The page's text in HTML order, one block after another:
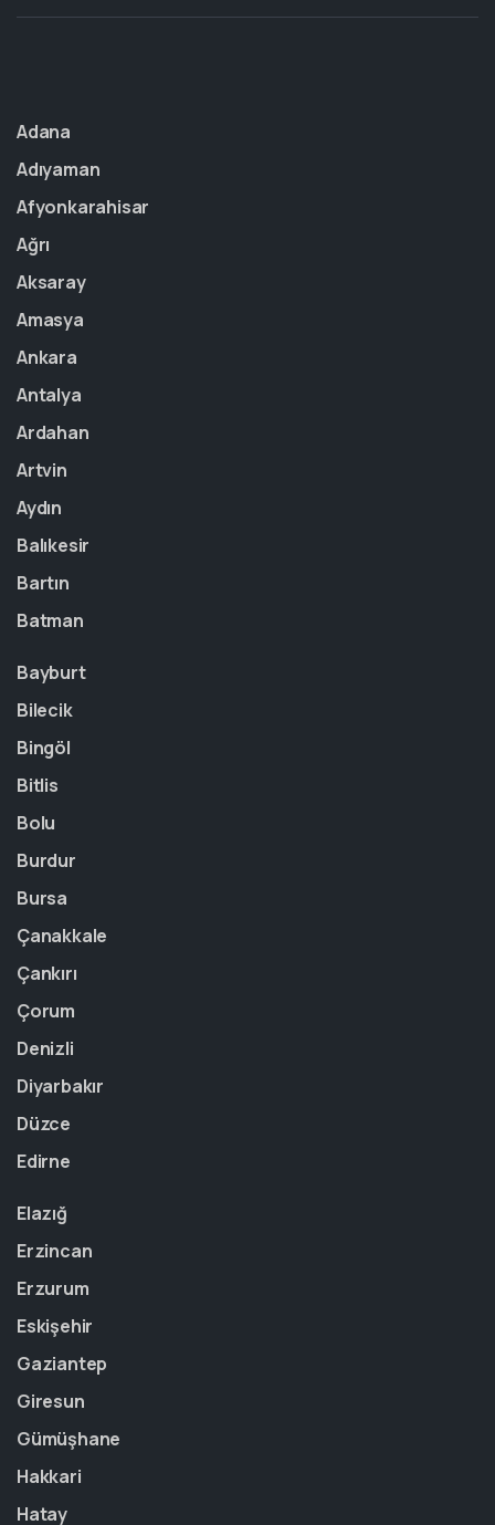
Adana
Adıyaman
Afyonkarahisar
Ağrı
Aksaray
Amasya
Ankara
Antalya
Ardahan
Artvin
Aydın
Balıkesir
Bartın
Batman
Bayburt
Bilecik
Bingöl
Bitlis
Bolu
Burdur
Bursa
Çanakkale
Çankırı
Çorum
Denizli
Diyarbakır
Düzce
Edirne
Elazığ
Erzincan
Erzurum
Eskişehir
Gaziantep
Giresun
Gümüşhane
Hakkari
Hatay